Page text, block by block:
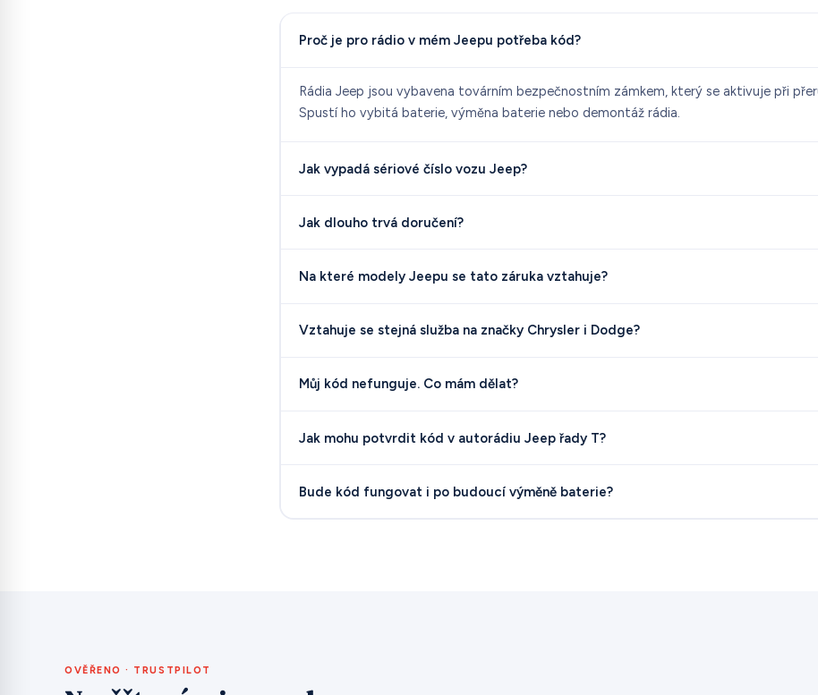
Proč je pro rádio v mém Jeepu potřeba kód?
Rádia Jeep jsou vybavena továrním bezpečnostním zámkem, který se aktivuje při
Spustí ho vybitá baterie, výměna baterie nebo demontáž rádia.
Jak vypadá sériové číslo vozu Jeep?
Jak dlouho trvá doručení?
Na které modely Jeepu se tato záruka vztahuje?
Vztahuje se stejná služba na značky Chrysler i Dodge?
Můj kód nefunguje. Co mám dělat?
Jak mohu potvrdit kód v autorádiu Jeep řady T?
Bude kód fungovat i po budoucí výměně baterie?
OVĚŘENO · TRUSTPILOT